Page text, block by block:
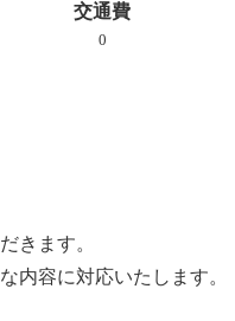
交通費
0
きます。
内容に対応いたします。